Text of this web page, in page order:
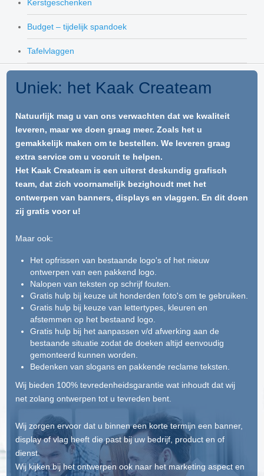
Kerstgeschenken
Budget – tijdelijk spandoek
Tafelvlaggen
Uniek: het Kaak Createam
Natuurlijk mag u van ons verwachten dat we kwaliteit
leveren, maar we doen graag meer. Zoals het u
gemakkelijk maken om te bestellen. We leveren graag
extra service om u vooruit te helpen.
Het Kaak Createam is een uiterst deskundig grafisch
team, dat zich voornamelijk bezighoudt met het
ontwerpen van banners, displays en vlaggen. En dit doen
zij gratis voor u!
Maar ook:
Het opfrissen van bestaande logo's of het nieuw
ontwerpen van een pakkend logo.
Nalopen van teksten op schrijf fouten.
Gratis hulp bij keuze uit honderden foto's om te gebruiken.
Gratis hulp bij keuze van lettertypes, kleuren en
afstemmen op het bestaand logo.
Gratis hulp bij het aanpassen v/d afwerking aan de
bestaande situatie zodat de doeken altijd eenvoudig
gemonteerd kunnen worden.
Bedenken van slogans en pakkende reclame teksten.
Wij bieden 100% tevredenheidsgarantie wat inhoudt dat wij
net zolang ontwerpen tot u tevreden bent.
Wij zorgen ervoor dat u binnen een korte termijn een banner,
display of vlag heeft die past bij uw bedrijf, product en of
dienst.
Wij kijken bij het ontwerpen ook naar het marketing aspect en